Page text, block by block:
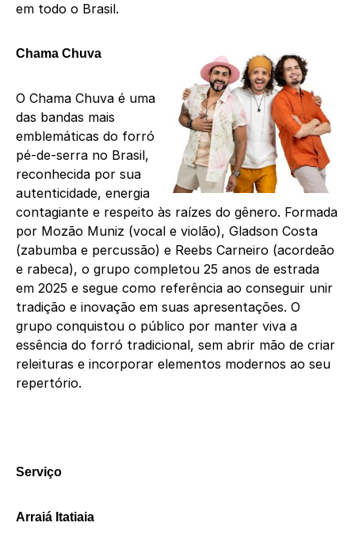
em todo o Brasil.
Chama Chuva
O Chama Chuva é uma
das bandas mais
emblemáticas do forró
pé-de-serra no Brasil,
reconhecida por sua
autenticidade, energia
contagiante e respeito às raízes do gênero. Formada
por Mozão Muniz (vocal e violão), Gladson Costa
(zabumba e percussão) e Reebs Carneiro (acordeão
e rabeca), o grupo completou 25 anos de estrada
em 2025 e segue como referência ao conseguir unir
tradição e inovação em suas apresentações. O
grupo conquistou o público por manter viva a
essência do forró tradicional, sem abrir mão de criar
releituras e incorporar elementos modernos ao seu
repertório.
Serviço
Arraiá Itatiaia